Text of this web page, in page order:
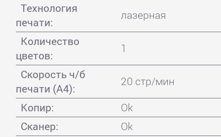
Технология
печати:
лазерная
Количество
цветов:
1
Скорость ч/б
печати (А4):
20 стр/мин
Копир:
Ok
Сканер:
Ok